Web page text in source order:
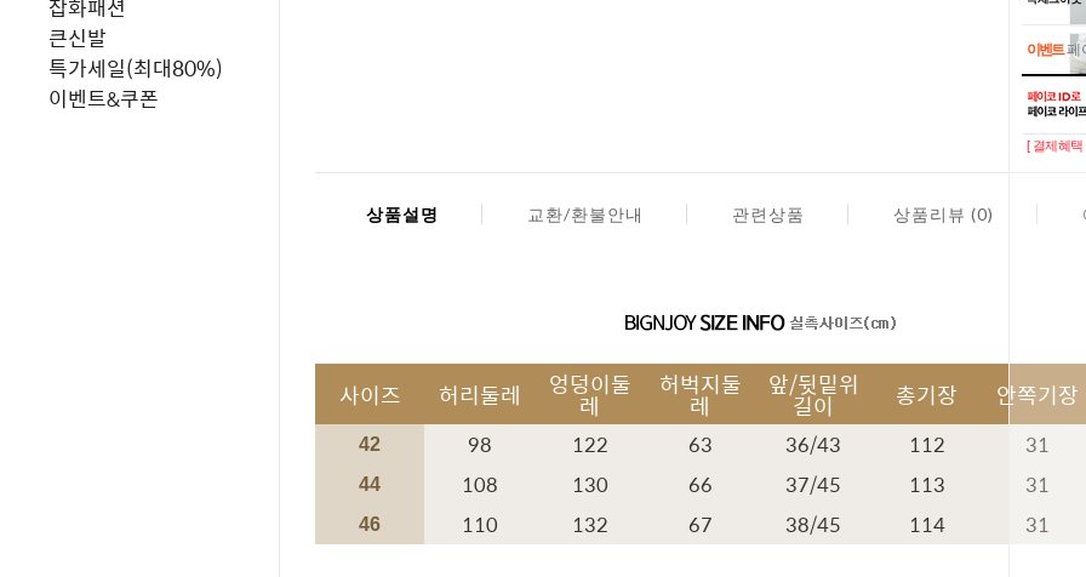
잡화패션
큰신발
특가세일(최대80%)
이벤트&쿠폰
이벤트페
이벤트페
[ 결제혜
상품설명 교환/환불안내 관련상품 상품리뷰 (0)
사이즈 허리둘레 엉덩이둘
레
허벅지둘
레
앞/뒷밑위
길이 총기장 안쪽기장
42 98 122 63 36/43 112 31
44 108 130 66 37/45 113 31
46 110 132 67 38/45 114 31